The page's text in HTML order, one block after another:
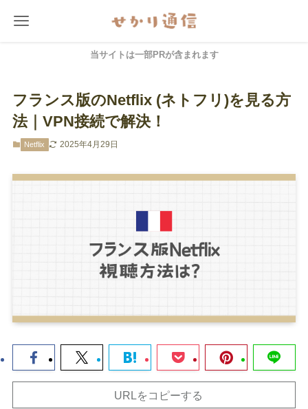
当サイトは一部PRが含まれます
フランス版のNetflix (ネトフリ)を見る方
法｜VPN接続で解決！
Netflix 2025年4月29日
URLをコピーする